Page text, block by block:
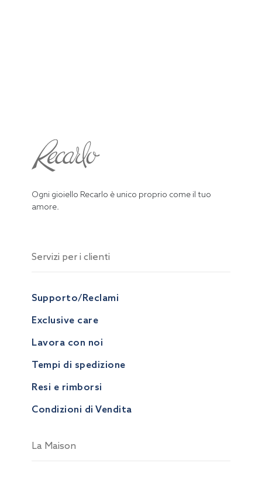
Ogni gioiello Recarlo è unico proprio come il tuo
amore.
Servizi per i clienti
Supporto/Reclami
Exclusive care
Lavora con noi
Tempi di spedizione
Resi e rimborsi
Condizioni di Vendita
La Maison